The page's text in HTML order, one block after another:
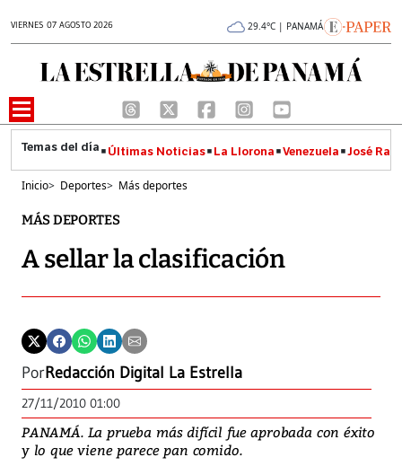
VIERNES 07 AGOSTO 2026 29.4°C | PANAMÁ
Últimas Noticias La Llorona Venezuela José
Inicio> Deportes> Más deportes
MÁS DEPORTES
A sellar la clasificación
PorRedacción Digital La Estrella
27/11/2010 01:00
PANAMÁ. La prueba más difícil fue aprobada con éxito
y lo que viene parece pan comido.